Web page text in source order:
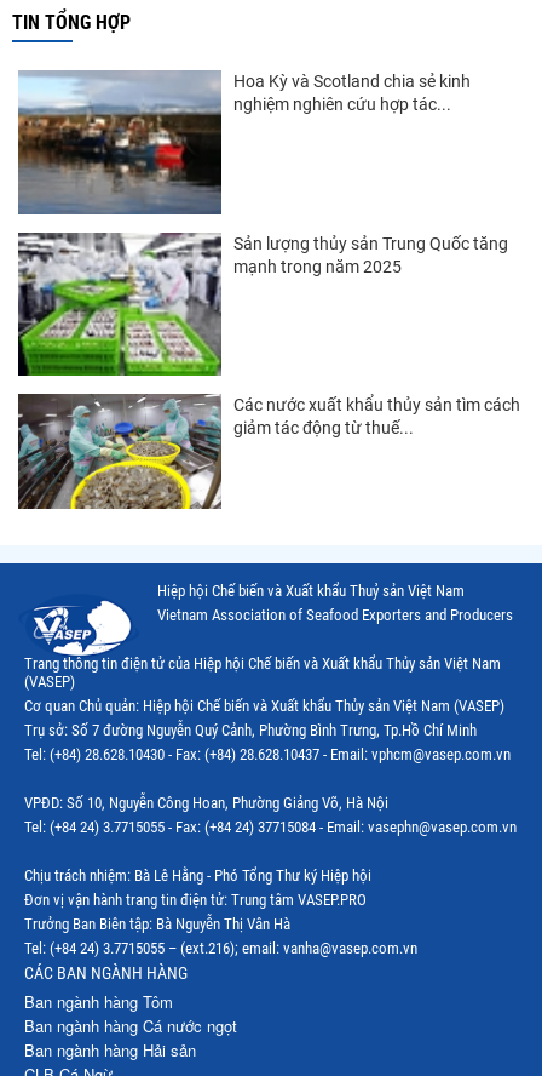
Thị trường Trung Quốc
Thị trường New Zealand
Thị trường Đài Loan
Thị trường Hàn Quốc
Thị trường Mỹ
Thị trường EU
Thị trường Nhật Bản
Thị trường Việt Nam
TIN TỔNG HỢP
Hoa Kỳ và Scotland chia sẻ kinh
nghiệm nghiên cứu hợp tác...
Sản lượng thủy sản Trung Quốc tăng
mạnh trong năm 2025
Các nước xuất khẩu thủy sản tìm cách
giảm tác động từ thuế...
Hiệp hội Chế biến và Xuất khẩu Thuỷ sản Việt Nam
Vietnam Association of Seafood Exporters and Producers
Trang thông tin điện tử của Hiệp hội Chế biến và Xuất khẩu Thủy sản Việt Nam
(VASEP)
Cơ quan Chủ quản: Hiệp hội Chế biến và Xuất khẩu Thủy sản Việt Nam (VASEP)
Trụ sở: Số 7 đường Nguyễn Quý Cảnh, Phường Bình Trưng, Tp.Hồ Chí Minh
Tel: (+84) 28.628.10430 - Fax: (+84) 28.628.10437 - Email: vphcm@vasep.com.vn
VPĐD: Số 10, Nguyễn Công Hoan, Phường Giảng Võ, Hà Nội
Tel: (+84 24) 3.7715055 - Fax: (+84 24) 37715084 - Email: vasephn@vasep.com.vn
Chịu trách nhiệm: Bà Lê Hằng - Phó Tổng Thư ký Hiệp hội
Đơn vị vận hành trang tin điện tử: Trung tâm VASEP.PRO
Trưởng Ban Biên tập: Bà Nguyễn Thị Vân Hà
Tel: (+84 24) 3.7715055 – (ext.216); email: vanha@vasep.com.vn
CÁC BAN NGÀNH HÀNG
Ban ngành hàng Tôm
Ban ngành hàng Cá nước ngọt
Ban ngành hàng Hải sản